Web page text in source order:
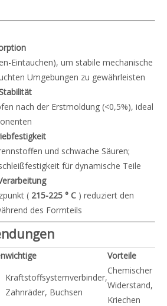
Eintauchen), um stabile mechanische
Umgebungen zu gewährleisten
nach der Erstmoldung (<0,5%), ideal
und schwache Säuren;
für dynamische Teile
( 215-225 ° C ) reduziert den
des Formteils
wichtige Vorteile
Kraftstoffsystemverbinder,
Zahnräder, Buchsen
Chemischer
Widerstand,
Kriechen